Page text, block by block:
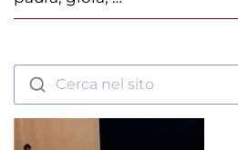
Cerca nel sito